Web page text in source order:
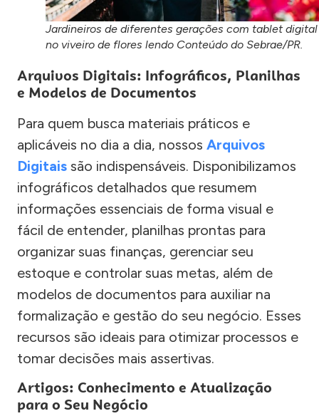
Jardineiros de diferentes gerações com tablet digital
no viveiro de flores lendo Conteúdo do Sebrae/PR.
Arquivos Digitais: Infográficos, Planilhas
e Modelos de Documentos
Para quem busca materiais práticos e
aplicáveis no dia a dia, nossos Arquivos
Digitais são indispensáveis. Disponibilizamos
infográficos detalhados que resumem
informações essenciais de forma visual e
fácil de entender, planilhas prontas para
organizar suas finanças, gerenciar seu
estoque e controlar suas metas, além de
modelos de documentos para auxiliar na
formalização e gestão do seu negócio. Esses
recursos são ideais para otimizar processos e
tomar decisões mais assertivas.
Artigos: Conhecimento e Atualização
para o Seu Negócio